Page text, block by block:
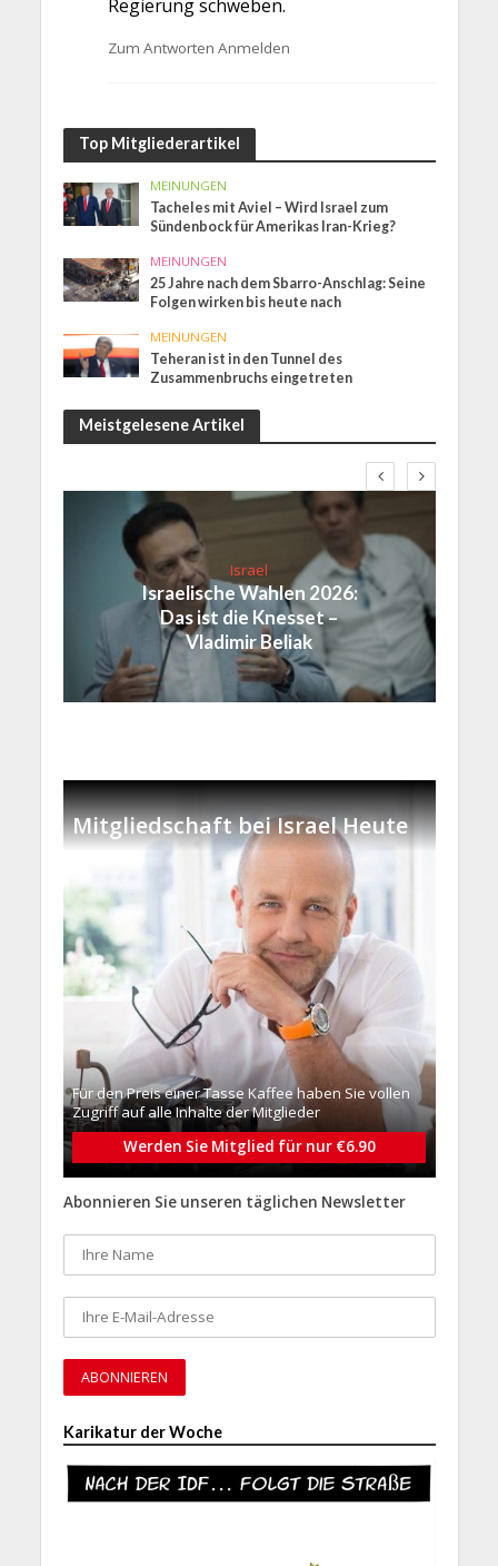
Regierung schweben.
Zum Antworten Anmelden
Top Mitgliederartikel
MEINUNGEN
Tacheles mit Aviel – Wird Israel zum
Sündenbock für Amerikas Iran-Krieg?
MEINUNGEN
25 Jahre nach dem Sbarro-Anschlag: Seine
Folgen wirken bis heute nach
MEINUNGEN
Teheran ist in den Tunnel des
Zusammenbruchs eingetreten
Meistgelesene Artikel
Israel
Israelische Wahlen 2026:
Das ist die Knesset –
Vladimir Beliak
Mitgliedschaft bei Israel Heute
Für den Preis einer Tasse Kaffee haben Sie vollen
Zugriff auf alle Inhalte der Mitglieder
Werden Sie Mitglied für nur €6.90
Abonnieren Sie unseren täglichen Newsletter
Karikatur der Woche